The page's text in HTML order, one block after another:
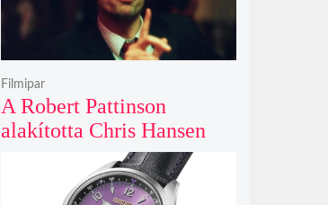
A Robert Pattinson
alakította Chris Hansen
sötét vadászatra indul a
Primetime előzetesében
Filmipar